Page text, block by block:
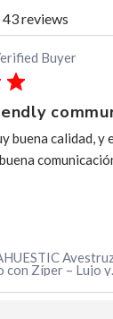
43 reviews
Buyer
buena calidad, y
con Zíper – Lujo y